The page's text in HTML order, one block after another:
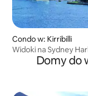
Condo w: Kirribilli
Widoki na Sydney
Domy do